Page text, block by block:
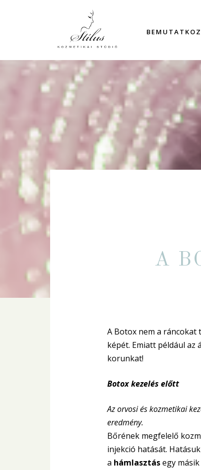
A
A Botox nem a ráncokat
képét. Emiatt például
korunkat!
Botox kezelés előtt
Az orvosi és kozmetikai
eredmény.
Bőrének megfelelő
injekció hatását.
a hámlasztásegy